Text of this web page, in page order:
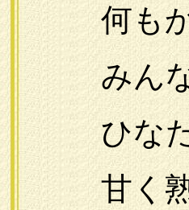
何もか
みんな忘
ひなたの
甘く熟し